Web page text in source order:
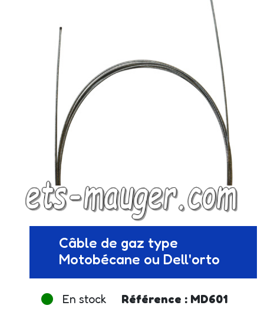
Câble de gaz type
Motobécane ou Dell'orto
En stock Référence : MD601